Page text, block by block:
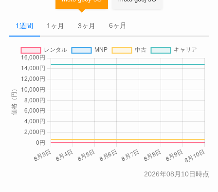
1週間 1ヶ月 3ヶ月 6ヶ月
2026年08月10日時点